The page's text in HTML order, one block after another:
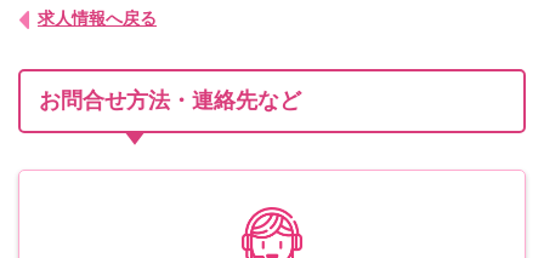
求人情報へ戻る
お問合せ方法・連絡先など